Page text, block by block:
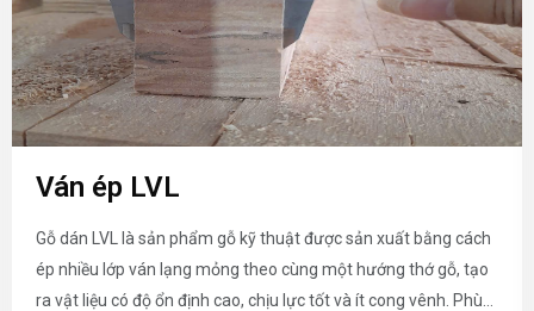
Ván ép LVL
Gỗ dán LVL là sản phẩm gỗ kỹ thuật được sản xuất bằng cách
ép nhiều lớp ván lạng mỏng theo cùng một hướng thớ gỗ, tạo
ra vật liệu có độ ổn định cao, chịu lực tốt và ít cong vênh. Phù